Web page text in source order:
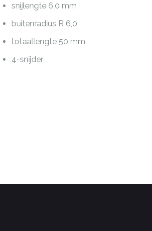
snijlengte 6,0 mm
buitenradius R 6,0
totaallengte 50 mm
4-snijder